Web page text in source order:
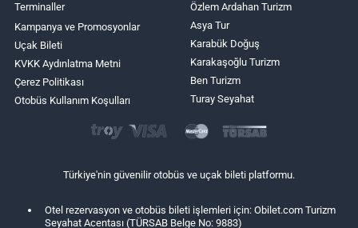
Terminaller
Kampanya ve Promosyonlar
Uçak Bileti
KVKK Aydınlatma Metni
Çerez Politikası
Otobüs Kullanım Koşulları
Özlem Ardahan Turizm
Asya Tur
Karabük Doğuş
Karakaşoğlu Turizm
Ben Turizm
Turay Seyahat
Türkiye'nin güvenilir otobüs ve uçak bileti platformu.
Otel rezervasyon ve otobüs bileti işlemleri için: Obilet.com Turizm
Seyahat Acentası (TÜRSAB Belge No: 9883)